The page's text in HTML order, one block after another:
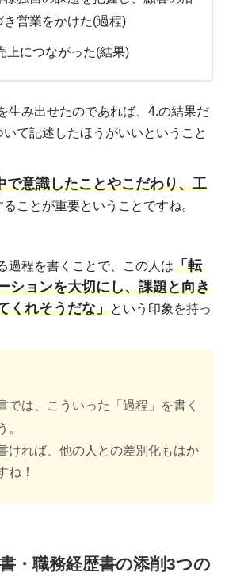
営業をかけた(過程)
上につながった(結果)
生み出せたのであれば、4.の結果だ
て記述したほうがいいということ
で意識したことやこだわり、工
ることが重要ということですね。
過程を書くことで、この人は「転
ションを大切にし、課題と向き
くれそうだな」という印象を持っ
では、こういった「過程」を書く
。
ければ、他の人との差別化もはか
ね！
・職務経歴書の添削3つの